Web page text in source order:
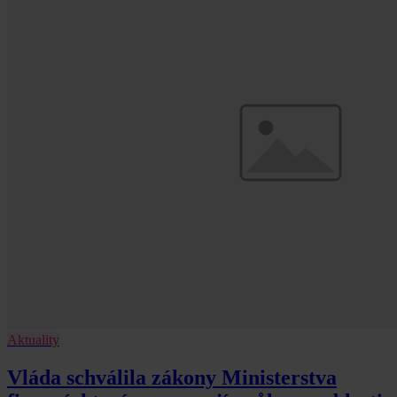
Aktuality
Vláda schválila zákony Ministerstva